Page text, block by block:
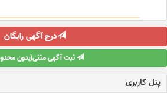
درج آگهی رایگان
ثبت آگهی متنی(بدون
پنل کاربری